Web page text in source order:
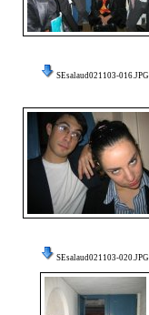
SEsalaud021103-016.JPG
SEsalaud021103-020.JPG